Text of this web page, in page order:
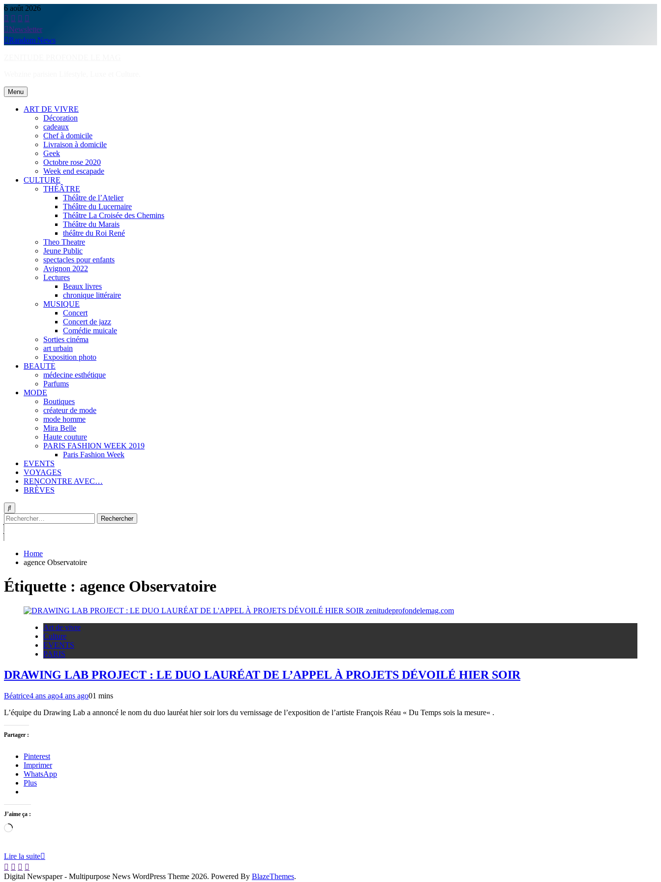
Skip
to
content
6 août 2026
Newsletter
Random News
Menu
ART DE VIVRE
Décoration
cadeaux
Chef à domicile
Livraison à domicile
Geek
Octobre rose 2020
Week end escapade
CULTURE
THÉÂTRE
Théâtre de l’Atelier
Théâtre du Lucernaire
Théâtre La Croisée des Chemins
Théâtre du Marais
théâtre du Roi René
Theo Theatre
Jeune Public
spectacles pour enfants
Avignon 2022
Lectures
Beaux livres
chronique littéraire
MUSIQUE
Concert
Concert de jazz
Comédie muicale
Sorties cinéma
art urbain
Exposition photo
BEAUTE
médecine esthétique
Parfums
MODE
Boutiques
créateur de mode
mode homme
Mira Belle
Haute couture
PARIS FASHION WEEK 2019
Paris Fashion Week
EVENTS
VOYAGES
RENCONTRE AVEC…
BRÈVES
Rechercher :
Home
agence Observatoire
Étiquette : agence Observatoire
Art de vivre
Culture
EVENTS
PARIS
DRAWING LAB PROJECT : LE DUO LAURÉAT DE L’APPEL À PROJETS DÉVOILÉ HIER SOIR
Béatrice4 ans ago4 ans ago01 mins
L’équipe du Drawing Lab a annoncé le nom du duo lauréat hier soir lors du vernissage de l’exposition de l’artiste François Réau « Du Temps sois la mesure« .
Partager :
Pinterest
Imprimer
WhatsApp
Plus
J’aime ça :
Chargement…
Lire la suite
Digital Newspaper - Multipurpose News WordPress Theme 2026. Powered By BlazeThemes.